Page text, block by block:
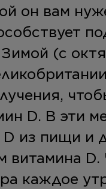
он вам
(с
D. В эти
D из пищи и
витамина
каждое